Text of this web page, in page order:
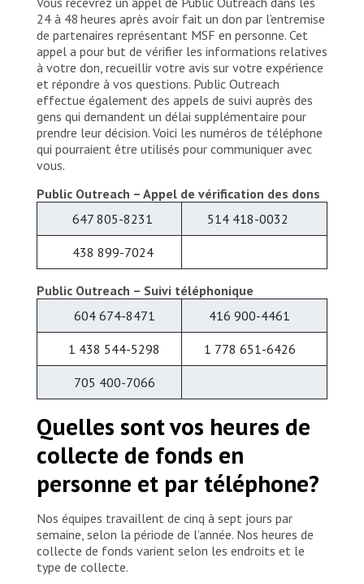
24 à 48 heures après avoir fait un don par l’entremise
de partenaires représentant MSF en personne. Cet
appel a pour but de vérifier les informations relatives
à votre don, recueillir votre avis sur votre expérience
et répondre à vos questions. Public Outreach
effectue également des appels de suivi auprès des
gens qui demandent un délai supplémentaire pour
prendre leur décision. Voici les numéros de téléphone
qui pourraient être utilisés pour communiquer avec
vous.
Public Outreach – Appel de vérification des dons
647 805-8231
514 418-0032
438 899-7024
Public Outreach – Suivi téléphonique
604 674-8471
416 900-4461
1 438 544-5298 1 778 651-6426
705 400-7066
Quelles sont vos heures de
collecte de fonds en
personne et par téléphone?
Nos équipes travaillent de cinq à sept jours par
semaine, selon la période de l’année. Nos heures de
collecte de fonds varient selon les endroits et le
type de collecte.